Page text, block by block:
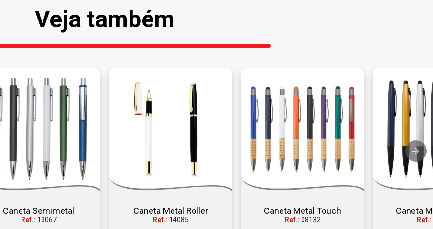
Veja também
Caneta Semimetal
Ref.: 13067
Caneta Metal Roller
Ref.: 14085
Caneta Metal Touch
Ref.: 08132
Caneta
Ref.: